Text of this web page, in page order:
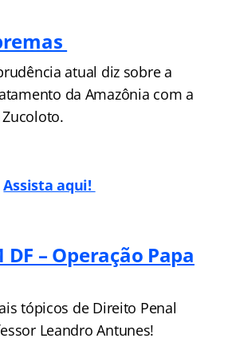
atual diz sobre a
da Amazônia com a
Assista aqui!
DF – Operação Papa
tópicos de Direito Penal
Leandro Antunes!